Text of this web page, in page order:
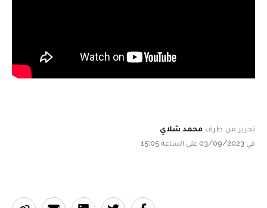
تحرير من طرف محمد شلاي
في 03/09/2023 على الساعة 15:05